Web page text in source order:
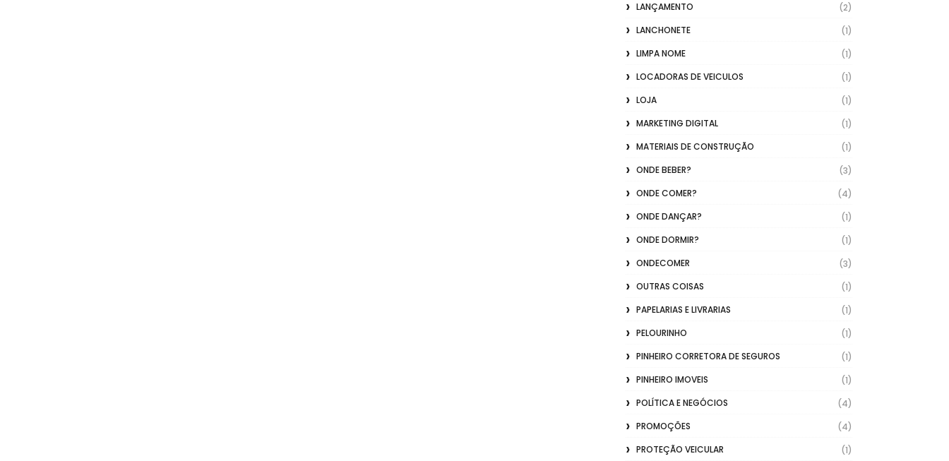
LANÇAMENTO
(2)
LANCHONETE
(1)
LIMPA NOME
(1)
LOCADORAS DE VEICULOS
(1)
LOJA
(1)
MARKETING DIGITAL
(1)
MATERIAIS DE CONSTRUÇÃO
(1)
ONDE BEBER?
(3)
ONDE COMER?
(4)
ONDE DANÇAR?
(1)
ONDE DORMIR?
(1)
ONDECOMER
(3)
OUTRAS COISAS
(1)
PAPELARIAS E LIVRARIAS
(1)
PELOURINHO
(1)
PINHEIRO CORRETORA DE SEGUROS
(1)
PINHEIRO IMOVEIS
(1)
POLÍTICA E NEGÓCIOS
(4)
PROMOÇÕES
(4)
PROTEÇÃO VEICULAR
(1)